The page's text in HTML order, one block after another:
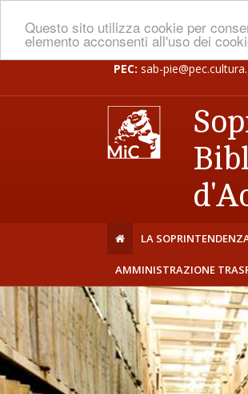
Questo sito utilizza cookie per
elemento acconsenti all'uso dei
PEC: sab-
LA
AMMINISTRAZIONE